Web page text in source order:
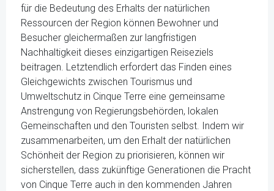
für die Bedeutung des Erhalts der natürlichen
Ressourcen der Region können Bewohner und
Besucher gleichermaßen zur langfristigen
Nachhaltigkeit dieses einzigartigen Reiseziels
beitragen. Letztendlich erfordert das Finden eines
Gleichgewichts zwischen Tourismus und
Umweltschutz in Cinque Terre eine gemeinsame
Anstrengung von Regierungsbehörden, lokalen
Gemeinschaften und den Touristen selbst. Indem wir
zusammenarbeiten, um den Erhalt der natürlichen
Schönheit der Region zu priorisieren, können wir
sicherstellen, dass zukünftige Generationen die Pracht
von Cinque Terre auch in den kommenden Jahren